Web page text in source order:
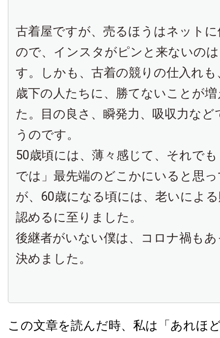
古着屋ですが、売るほうはネット
ので、インスタがピンと来ないの
す。しかも、古着の競りの仕入れ
歳下の人たちに、勝てないことが
た。目の良さ、瞬発力、吸収力な
うのです。
50歳頃には、薄々感じて、それで
では」最先端のどこかにいると思
が、60歳になる頃には、老いによ
認めるに至りました。
後継者がいない僕は、コロナ禍も
決めました。
この文章を読んだ時、私は「あれほ